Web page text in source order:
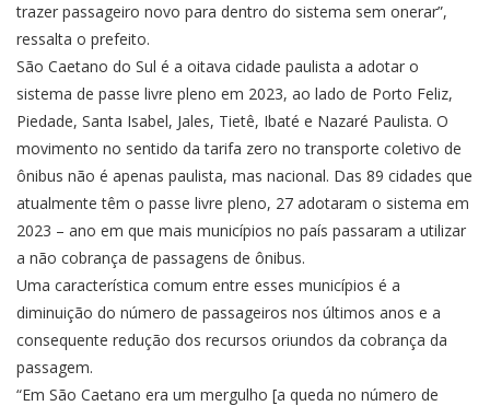
trazer passageiro novo para dentro do sistema sem onerar”,
ressalta o prefeito.
São Caetano do Sul é a oitava cidade paulista a adotar o
sistema de passe livre pleno em 2023, ao lado de Porto Feliz,
Piedade, Santa Isabel, Jales, Tietê, Ibaté e Nazaré Paulista. O
movimento no sentido da tarifa zero no transporte coletivo de
ônibus não é apenas paulista, mas nacional. Das 89 cidades que
atualmente têm o passe livre pleno, 27 adotaram o sistema em
2023 – ano em que mais municípios no país passaram a utilizar
a não cobrança de passagens de ônibus.
Uma característica comum entre esses municípios é a
diminuição do número de passageiros nos últimos anos e a
consequente redução dos recursos oriundos da cobrança da
passagem.
“Em São Caetano era um mergulho [a queda no número de